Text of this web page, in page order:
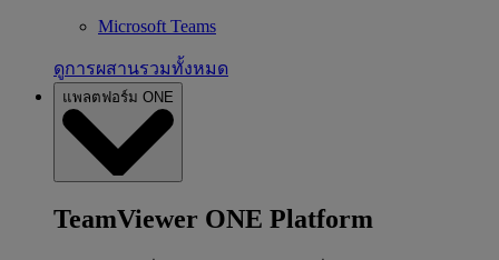
Microsoft Teams
ดูการผสานรวมทั้งหมด
แพลตฟอร์ม ONE
TeamViewer ONE Platform